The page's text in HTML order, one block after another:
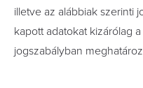
illetve az alábbiak szerinti
kapott adatokat kizárólag
jogszabályban